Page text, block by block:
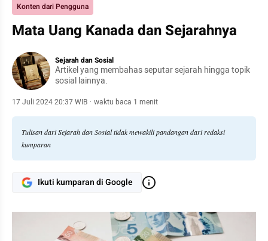
Konten dari Pengguna
Mata Uang Kanada dan Sejarahnya
Sejarah dan Sosial
Artikel yang membahas seputar sejarah hingga topik
sosial lainnya.
17 Juli 2024 20:37 WIB · waktu baca 1 menit
Tulisan dari Sejarah dan Sosial tidak mewakili pandangan dari redaksi
kumparan
Ikuti kumparan di Google